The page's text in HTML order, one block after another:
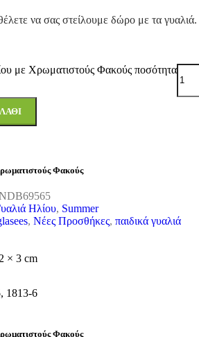
να σας στείλουμε δώρο με τα γυαλιά.
με Χρωματιστούς Φακούς ποσότητα
Φακούς
Ηλίου, Summer
, Νέες Προσθήκες, παιδικά γυαλιά
× 3 cm
, 1813-6
Φακούς